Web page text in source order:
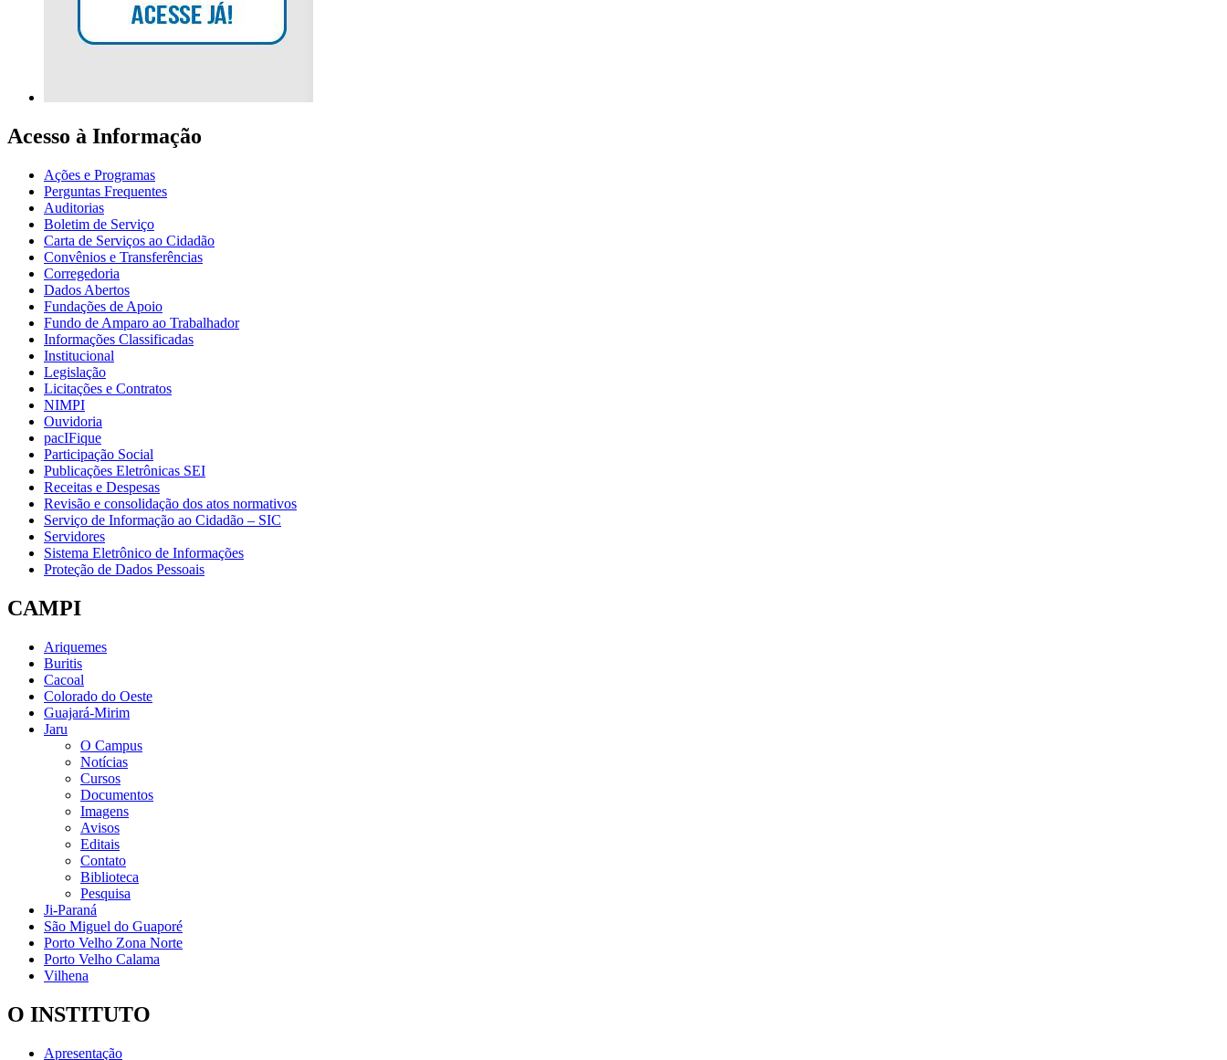
Acesso à Informação
Ações e Programas
Perguntas Frequentes
Auditorias
Boletim de Serviço
Carta de Serviços ao Cidadão
Convênios e Transferências
Corregedoria
Dados Abertos
Fundações de Apoio
Fundo de Amparo ao Trabalhador
Informações Classificadas
Institucional
Legislação
Licitações e Contratos
NIMPI
Ouvidoria
pacIFique
Participação Social
Publicações Eletrônicas SEI
Receitas e Despesas
Revisão e consolidação dos atos normativos
Serviço de Informação ao Cidadão – SIC
Servidores
Sistema Eletrônico de Informações
Proteção de Dados Pessoais
CAMPI
Ariquemes
Buritis
Cacoal
Colorado do Oeste
Guajará-Mirim
Jaru
O Campus
Notícias
Cursos
Documentos
Imagens
Avisos
Editais
Contato
Biblioteca
Pesquisa
Ji-Paraná
São Miguel do Guaporé
Porto Velho Zona Norte
Porto Velho Calama
Vilhena
O INSTITUTO
Apresentação